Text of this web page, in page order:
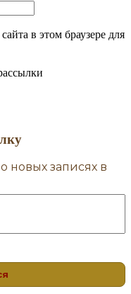
в этом браузере для
новых записях в